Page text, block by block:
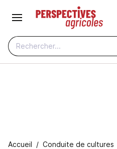
Aller au contenu principal
Rechercher...
Fil d'Ariane
Accueil Conduite de cultures